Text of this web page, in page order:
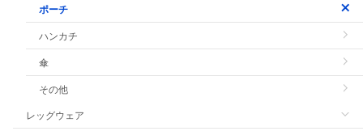
ポーチ
ハンカチ
傘
その他
レッグウェア